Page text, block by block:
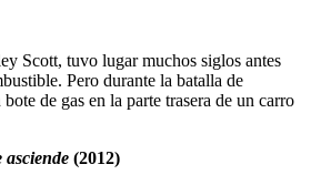
Scott, tuvo lugar muchos siglos antes
Pero durante la batalla de
de gas en la parte trasera de un carro
asciende (2012)